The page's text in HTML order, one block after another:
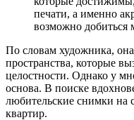
печати, а именно
возможно добиться
По словам художника,
пространства, которые
целостности. Однако у
основа. В поиске
любительские снимки на
квартир.